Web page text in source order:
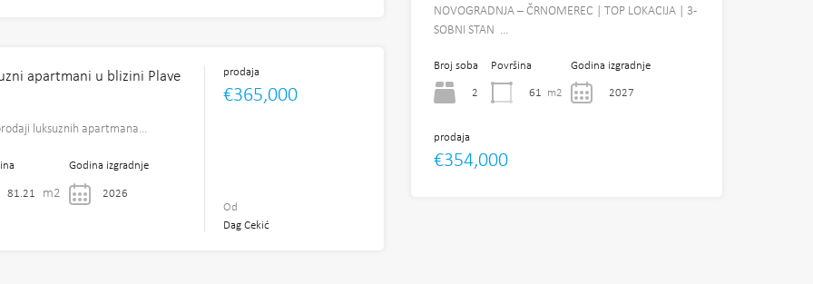
apartmani u blizini Plave
luksuznih apartmana…
81.21 m2
Godina izgradnje
2026
prodaja
€365,000
Od
Dag Cekić
NOVOGRADNJA – ČRNOMEREC | TOP LOKACIJA | 3-
SOBNI STAN …
Broj soba
2
Površina
61 m2
Godina izgradnje
2027
prodaja
€354,000